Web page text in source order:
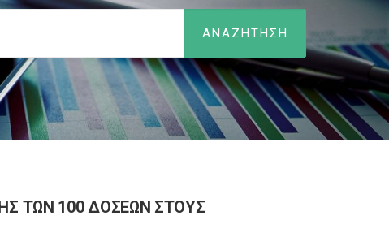
ΤΩΝ 100 ΔΟΣΕΩΝ ΣΤΟΥΣ